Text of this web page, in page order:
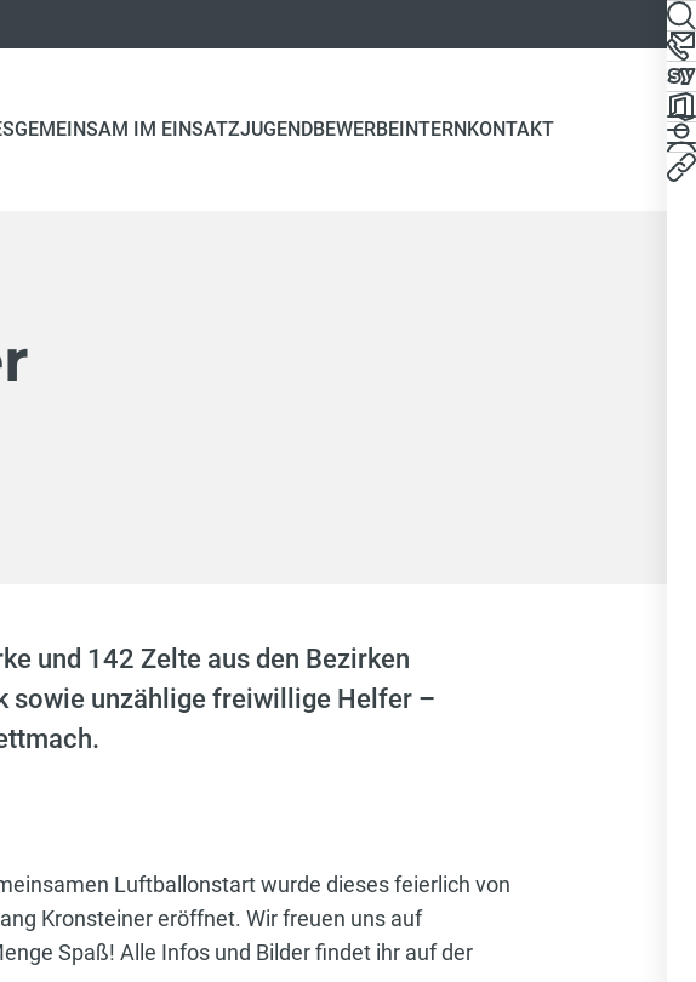
GEMEINSAM IM EINSATZJUGENDBEWERBEINTERNKONTAKT
und 142 Zelte aus den Bezirken
sowie unzählige freiwillige Helfer –
Luftballonstart wurde dieses feierlich von
Kronsteiner eröffnet. Wir freuen uns auf
Spaß! Alle Infos und Bilder findet ihr auf der